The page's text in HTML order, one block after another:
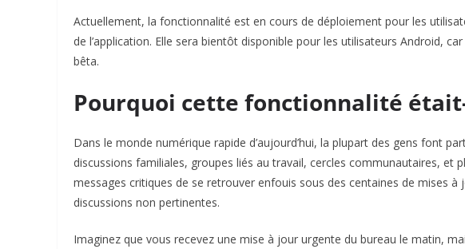
Actuellement, la fonctionnalité est en cours de déploiement pour les
de l’application. Elle sera bientôt disponible pour les utilisateurs Android,
bêta.
Pourquoi cette fonctionnalité
Dans le monde numérique rapide d’aujourd’hui, la plupart des gens font
discussions familiales, groupes liés au travail, cercles communautaires, et
messages critiques de se retrouver enfouis sous des centaines de mises
discussions non pertinentes.
Imaginez que vous recevez une mise à jour urgente du bureau le matin,